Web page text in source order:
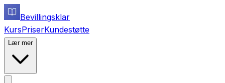
Bevillingsklar
KursPriserKundestøtte
Lær mer